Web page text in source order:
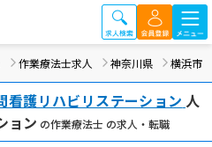
作業療法士求人 神奈川県 横浜市
護リハビリステーション 人
ョン の作業療法士 の求人・転職